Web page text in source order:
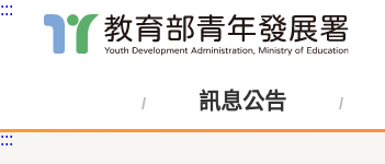
容
:::
訊息公告
:::